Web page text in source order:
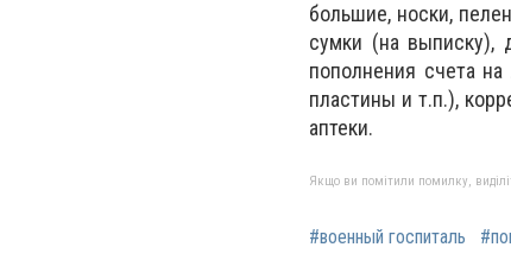
большие, носки,
сумки (на выписку),
пополнения счета
пластины и т.п.),
аптеки.
Якщо ви помітили помилку,
#военный госпиталь